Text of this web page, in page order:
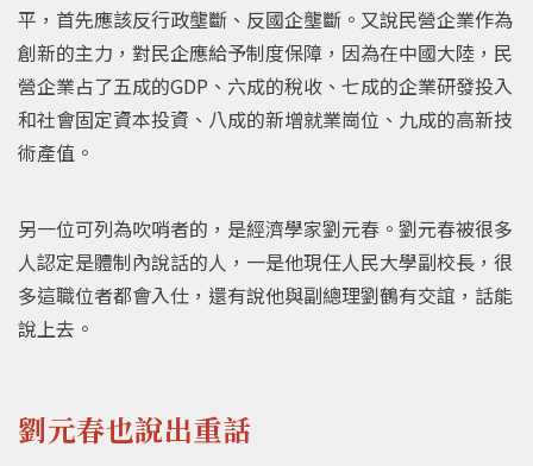
平，首先應該反行政壟斷、反國企壟斷。又說民營企業作為
創新的主力，對民企應給予制度保障，因為在中國大陸，民
營企業占了五成的GDP、六成的稅收、七成的企業研發投入
和社會固定資本投資、八成的新增就業崗位、九成的高新技
術產值。
另一位可列為吹哨者的，是經濟學家劉元春。劉元春被很多
人認定是體制內說話的人，一是他現任人民大學副校長，很
多這職位者都會入仕，還有說他與副總理劉鶴有交誼，話能
說上去。
劉元春也說出重話